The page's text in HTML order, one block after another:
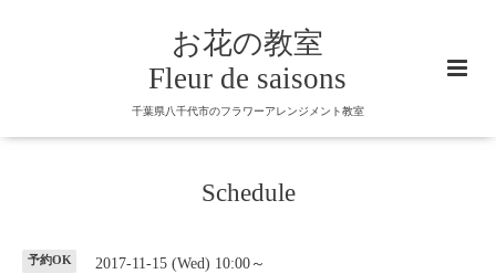
お花の教室
Fleur de saisons
千葉県八千代市のフラワーアレンジメント教室
Schedule
予約OK 2017-11-15 (Wed) 10:00～